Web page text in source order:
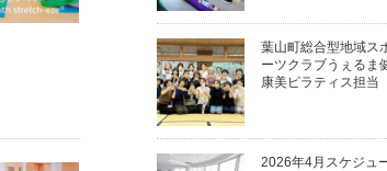
葉山町総合型地域ス
ーツクラブうぇるま
康美ピラティス担当
2026年4月スケジュ